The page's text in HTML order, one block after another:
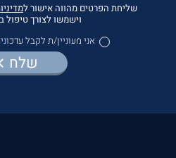
שליחת הפרטים מהווה אישור ל
וישמשו לצורך טיפול
אני מעוניין/ת לקבל
שלח